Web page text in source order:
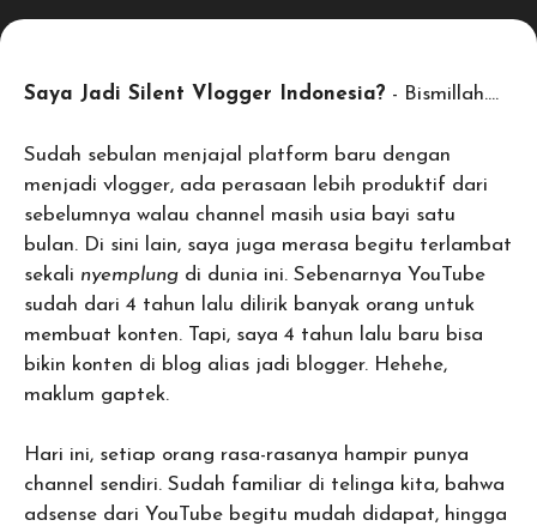
Saya Jadi Silent Vlogger Indonesia? - Bismillah….
Sudah sebulan menjajal platform baru dengan
menjadi vlogger, ada perasaan lebih produktif dari
sebelumnya walau channel masih usia bayi satu
bulan. Di sini lain, saya juga merasa begitu terlambat
sekali nyemplung di dunia ini. Sebenarnya YouTube
sudah dari 4 tahun lalu dilirik banyak orang untuk
membuat konten. Tapi, saya 4 tahun lalu baru bisa
bikin konten di blog alias jadi blogger. Hehehe,
maklum gaptek.
Hari ini, setiap orang rasa-rasanya hampir punya
channel sendiri. Sudah familiar di telinga kita, bahwa
adsense dari YouTube begitu mudah didapat, hingga